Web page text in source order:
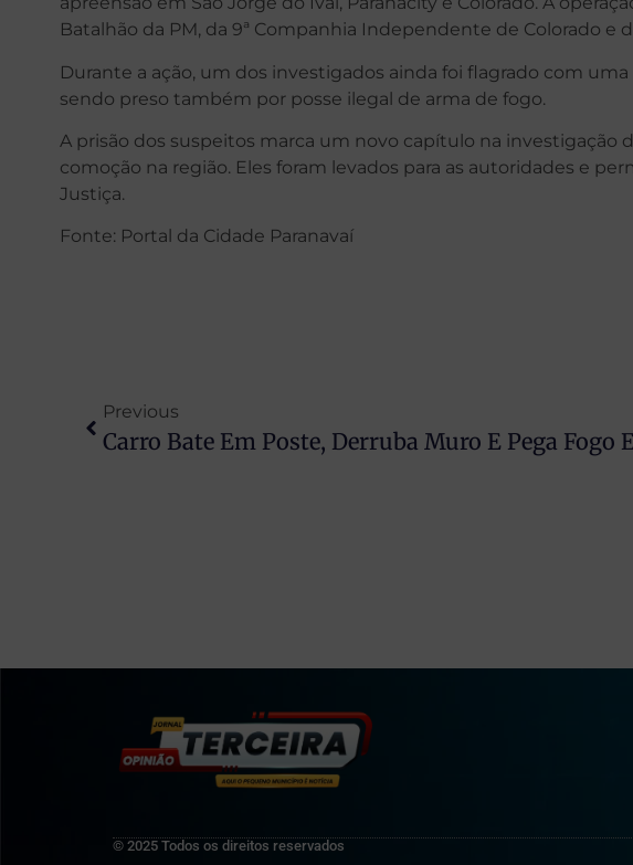
Batalhão da PM, da 9ª Companhia Independente de Colorado e
Durante a ação, um dos investigados ainda foi flagrado com
sendo preso também por posse ilegal de arma de fogo.
A prisão dos suspeitos marca um novo capítulo na investigação
comoção na região. Eles foram levados para as autoridades e
Justiça.
Fonte: Portal da Cidade Paranavaí
Previous
© 2025 Todos os direitos reservados